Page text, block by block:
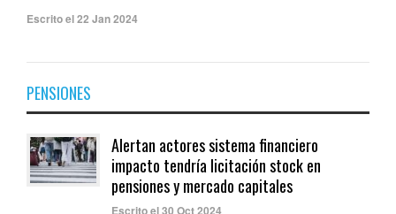
Escrito el 22 Jan 2024
PENSIONES
Alertan actores sistema financiero
impacto tendría licitación stock en
pensiones y mercado capitales
Escrito el 30 Oct 2024